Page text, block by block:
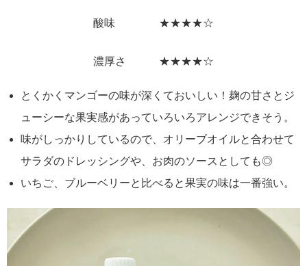
酸味 ★★★★☆
濃厚さ ★★★★☆
とくかくマンゴーの味が深くておいしい！麹の甘さとジ
ューシーな果実感があっていろいろアレンジできそう。
味がしっかりしているので、オリーブオイルと合わせて
サラダのドレッシングや、お肉のソースとしても◎
いちご、ブルーベリーと比べると果実の味は一番強い。